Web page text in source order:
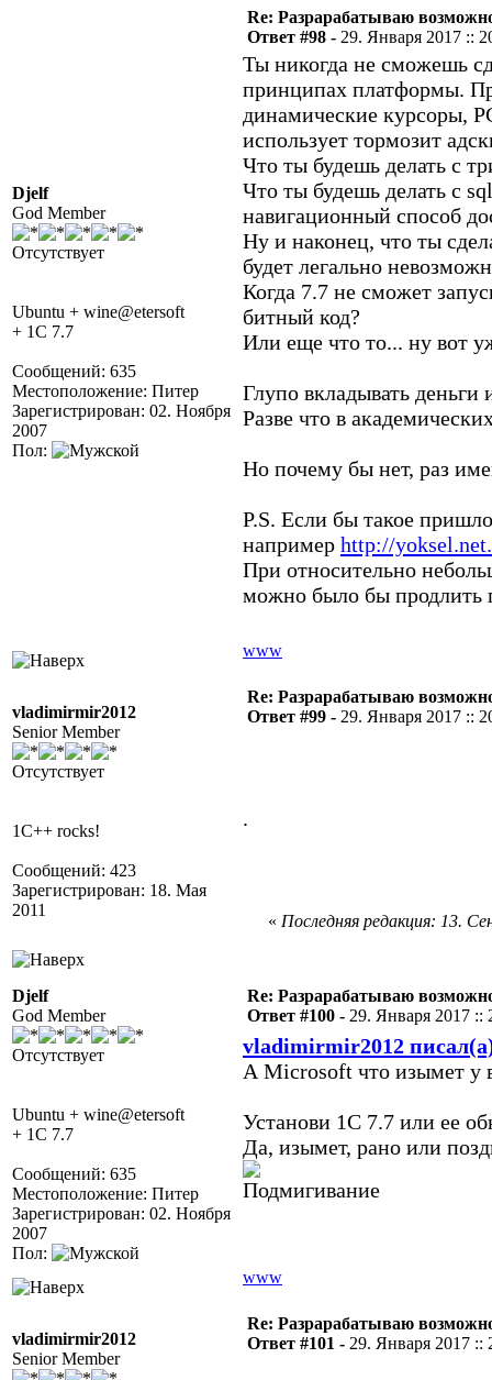
Djelf
God Member
Отсутствует
Ubuntu + wine@etersoft
+ 1C 7.7
Сообщений: 635
Местоположение: Питер
Зарегистрирован: 02. Ноября
2007
Пол:
Re: Разрарабатываю
Ответ #98 - 29. Января 2017 ::
Ты никогда не сможешь
принципах платформы.
динамические курсоры,
использует тормозит
Что ты будешь делать с
Что ты будешь делать с
навигационный способ
Ну и наконец, что ты
будет легально
Когда 7.7 не сможет
битный код?
Или еще что то... ну вот
Глупо вкладывать
Разве что в
Но почему бы нет, раз
P.S. Если бы такое
например http://
При относительно
можно было бы продлить
www
vladimirmir2012
Senior Member
Отсутствует
1C++ rocks!
Сообщений: 423
Зарегистрирован: 18. Мая
2011
Re: Разрарабатываю
Ответ #99 - 29. Января 2017 ::
.
« Последняя редакция: 13.
Djelf
God Member
Отсутствует
Ubuntu + wine@etersoft
+ 1C 7.7
Сообщений: 635
Местоположение: Питер
Зарегистрирован: 02. Ноября
2007
Пол:
Re: Разрарабатываю
Ответ #100 - 29. Января 2017 ::
vladimirmir2012
А Microsoft что изымет у
Установи 1С 7.7 или ее
Да, изымет, рано или
www
vladimirmir2012
Senior Member
Re: Разрарабатываю
Ответ #101 - 29. Января 2017 ::